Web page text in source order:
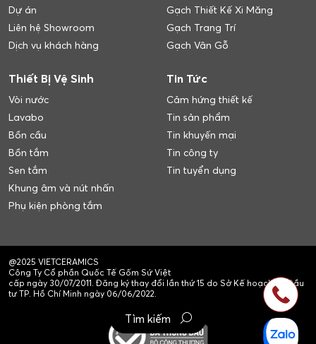
Dự án
Liên hệ Showroom
Dịch vụ khách hàng
Gạch Thiết Kế Xi Măng
Gạch Trang Trí
Gạch Vân Gỗ
Thiết Bị Vệ Sinh
Vòi nước
Lavabo
Bồn cầu
Bồn tắm
Sen tắm
Khung âm và nút nhấn
Phụ kiện phòng tắm
Tin Tức
Cảm hứng thiết kế
Tin sản phẩm
Tin khuyến mại
Tin công ty
Tin tuyển dụng
@2025 VIETCERAMICS
Công Ty Cổ phần Quốc Tế Gốm Sứ Việt
cấp ngày 30/07/2011. Đăng ký thay đổi lần thứ 15 do Sở Kế hoạch và Đầu
tư TP. Hồ Chí Minh ngày 06/06/2022.
Tìm kiếm